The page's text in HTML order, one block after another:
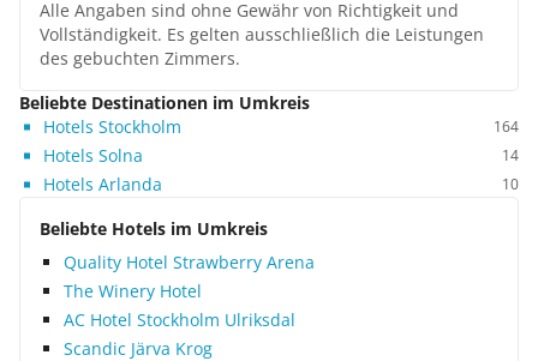
Alle Angaben sind ohne Gewähr von Richtigkeit und
Vollständigkeit. Es gelten ausschließlich die Leistungen
des gebuchten Zimmers.
Beliebte Destinationen im Umkreis
Hotels Stockholm
164
Hotels Solna 14
Hotels Arlanda 10
Beliebte Hotels im Umkreis
Quality Hotel Strawberry Arena
The Winery Hotel
AC Hotel Stockholm Ulriksdal
Scandic Järva Krog